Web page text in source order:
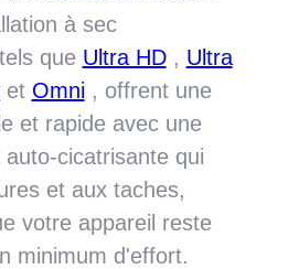
à sec
que Ultra HD, Ultra
et Omni, offrent une
et rapide avec une
cicatrisante qui
et aux taches,
votre appareil reste
minimum d'effort.